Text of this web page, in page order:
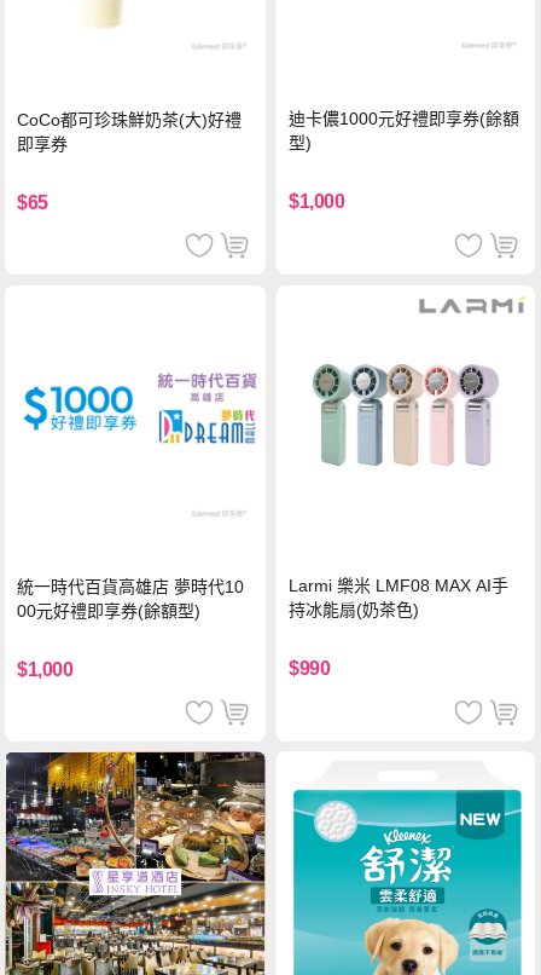
CoCo都可珍珠鮮奶茶(大)好禮
即享券
$65
迪卡儂1000元好禮即享券(餘額
型)
$1,000
統一時代百貨高雄店 夢時代10
00元好禮即享券(餘額型)
$1,000
Larmi 樂米 LMF08 MAX AI手
持冰能扇(奶茶色)
$990